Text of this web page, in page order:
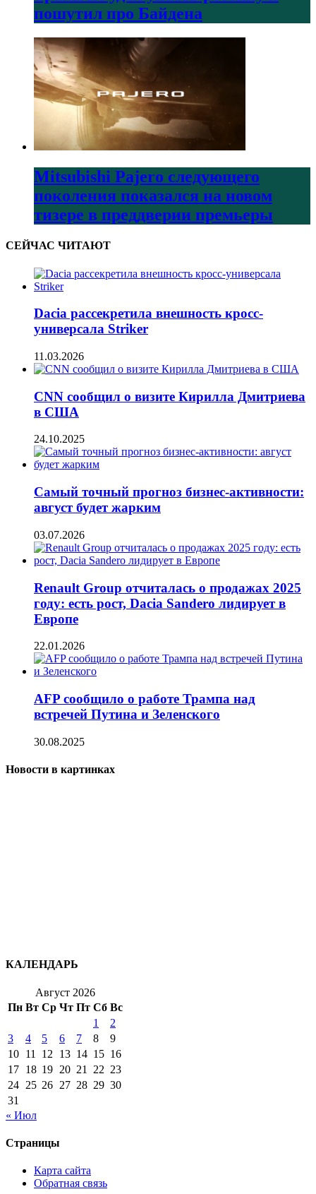
пошутил про Байдена
Mitsubishi Pajero следующего
поколения показался на новом
тизере в преддверии премьеры
СЕЙЧАС ЧИТАЮТ
Dacia рассекретила внешность кросс-
универсала Striker
11.03.2026
CNN сообщил о визите Кирилла Дмитриева
в США
24.10.2025
Самый точный прогноз бизнес-активности:
август будет жарким
03.07.2026
Renault Group отчиталась о продажах 2025
году: есть рост, Dacia Sandero лидирует в
Европе
22.01.2026
AFP сообщило о работе Трампа над
встречей Путина и Зеленского
30.08.2025
Новости в картинках
КАЛЕНДАРЬ
Август 2026
Пн Вт Ср Чт Пт Сб Вс
1
2
3
4 5 6 7 8
9
10 11 12 13 14 15 16
17 18 19 20 21 22 23
24 25 26 27 28 29 30
31
« Июл
Страницы
Карта сайта
Обратная связь